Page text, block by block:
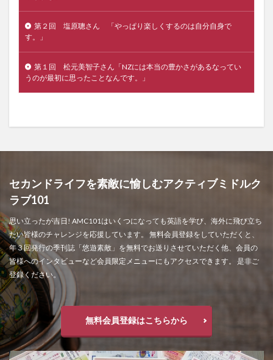
第２回 塩原聰さん 「やっぱり楽しくするのは自分自身で
す。」
第１回 松元美智子さん「NZには本当の豊かさがあるなってい
うのが最初に思ったことなんです。」
セカンドライフを素敵に愉しむアクティブミドルク
ラブ101
思い立ったが吉日! AMC101はいくつになっても英語を学び、海外に飛び立ち
たい皆様のチャレンジを応援しています。 無料会員登録をしていただくと、
年３回発行の季刊誌「悠遊素敵」を無料でお送りさせていただく他、会員の
皆様へのインタビューなど会員限定メニューにもアクセスできます。 是非ご
登録ください。
無料会員登録はこちらから